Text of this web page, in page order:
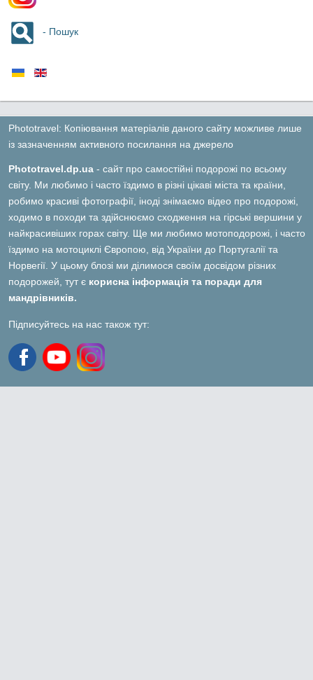
- Пошук
Phototravel: Копіювання матеріалів даного сайту можливе лише
із зазначенням активного посилання на джерело
Phototravel.dp.ua - сайт про самостійні подорожі по всьому
світу. Ми любимо і часто їздимо в різні цікаві міста та країни,
робимо красиві фотографії, іноді знімаємо відео про подорожі,
ходимо в походи та здійснюємо сходження на гірські вершини у
найкрасивіших горах світу. Ще ми любимо мотоподорожі, і часто
їздимо на мотоциклі Європою, від України до Португалії та
Норвегії. У цьому блозі ми ділимося своїм досвідом різних
подорожей, тут є корисна інформація та поради для
мандрівників.
Підписуйтесь на нас також тут: